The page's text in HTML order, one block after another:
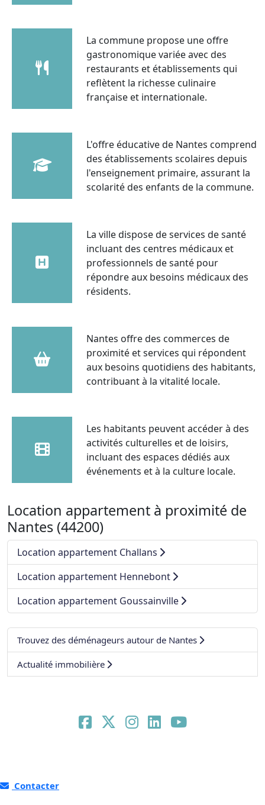
La commune propose une offre
gastronomique variée avec des
restaurants et établissements qui
reflètent la richesse culinaire
française et internationale.
L'offre éducative de Nantes comprend
des établissements scolaires depuis
l'enseignement primaire, assurant la
scolarité des enfants de la commune.
La ville dispose de services de santé
incluant des centres médicaux et
professionnels de santé pour
répondre aux besoins médicaux des
résidents.
Nantes offre des commerces de
proximité et services qui répondent
aux besoins quotidiens des habitants,
contribuant à la vitalité locale.
Les habitants peuvent accéder à des
activités culturelles et de loisirs,
incluant des espaces dédiés aux
événements et à la culture locale.
Location appartement à proximité de
Nantes (44200)
Location appartement Challans
Location appartement Hennebont
Location appartement Goussainville
Trouvez des déménageurs autour de Nantes
Actualité immobilière
Contacter